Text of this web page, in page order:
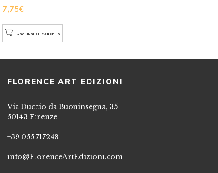
7,75€
AGGIUNGI AL CARRELLO
FLORENCE ART EDIZIONI
Via Duccio da Buoninsegna, 35
50143 Firenze
+39 055 717248
info@FlorenceArtEdizioni.com